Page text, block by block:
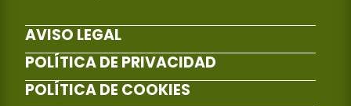
AVISO LEGAL
POLÍTICA DE PRIVACIDAD
POLÍTICA DE COOKIES